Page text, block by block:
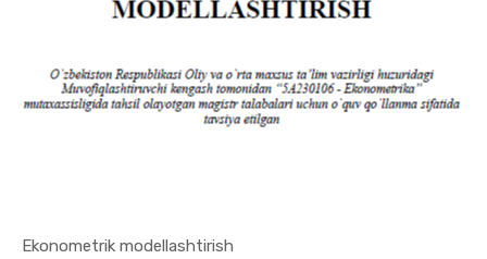
Ekonometrik modellashtirish